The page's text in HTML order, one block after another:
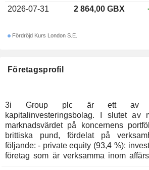
Företagsprofil
3i Group plc är ett av
kapitalinvesteringsbolag. I slutet av
marknadsvärdet på koncernens
brittiska pund, fördelat på
följande: - private equity (93,4 %): investeringar i medelstora
företag som är verksamma inom
2026-07-31
2 864,00 GBX
Fördröjd Kurs London S.E.